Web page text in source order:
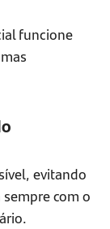
funcione
evitando
com o